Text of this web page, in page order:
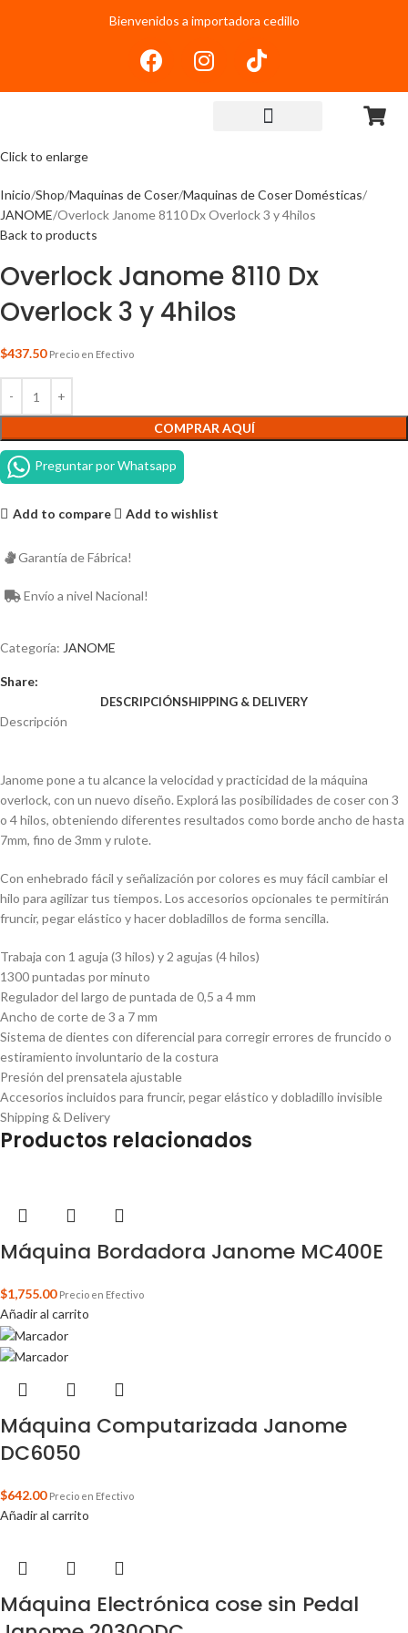
Bienvenidos a importadora cedillo
Click to enlarge
Inicio Shop Maquinas de Coser Maquinas de Coser Domésticas
JANOME Overlock Janome 8110 Dx Overlock 3 y 4hilos
Back to products
Overlock Janome 8110 Dx
Overlock 3 y 4hilos
$437.50 Precio en Efectivo
COMPRAR AQUÍ
Preguntar por Whatsapp
Add to compare Add to wishlist
Garantía de Fábrica!
Envío a nivel Nacional!
Categoría: JANOME
Share:
DESCRIPCIÓNSHIPPING & DELIVERY
Descripción
Janome pone a tu alcance la velocidad y practicidad de la máquina
overlock, con un nuevo diseño. Explorá las posibilidades de coser con 3
o 4 hilos, obteniendo diferentes resultados como borde ancho de hasta
7mm, fino de 3mm y rulote.
Con enhebrado fácil y señalización por colores es muy fácil cambiar el
hilo para agilizar tus tiempos. Los accesorios opcionales te permitirán
fruncir, pegar elástico y hacer dobladillos de forma sencilla.
Trabaja con 1 aguja (3 hilos) y 2 agujas (4 hilos)
1300 puntadas por minuto
Regulador del largo de puntada de 0,5 a 4 mm
Ancho de corte de 3 a 7 mm
Sistema de dientes con diferencial para corregir errores de fruncido o
estiramiento involuntario de la costura
Presión del prensatela ajustable
Accesorios incluidos para fruncir, pegar elástico y dobladillo invisible
Shipping & Delivery
Productos relacionados
Máquina Bordadora Janome MC400E
$1,755.00 Precio en Efectivo
Añadir al carrito
Máquina Computarizada Janome
DC6050
$642.00 Precio en Efectivo
Añadir al carrito
Máquina Electrónica cose sin Pedal